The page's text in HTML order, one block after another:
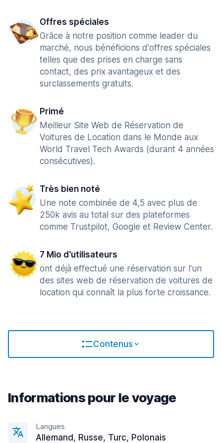
Offres spéciales
Grâce à notre position comme leader du
marché, nous bénéficions d'offres spéciales
telles que des prises en charge sans
contact, des prix avantageux et des
surclassements gratuits.
Primé
Meilleur Site Web de Réservation de
Voitures de Location dans le Monde aux
World Travel Tech Awards (durant 4 années
consécutives).
Très bien noté
Une note combinée de 4,5 avec plus de
250k avis au total sur des plateformes
comme Trustpilot, Google et Review Center.
7 Mio d‘utilisateurs
ont déjà effectué une réservation sur l'un
des sites web de réservation de voitures de
location qui connaît la plus forte croissance.
Contenus
Informations pour le voyage
Langues
Allemand, Russe, Turc, Polonais